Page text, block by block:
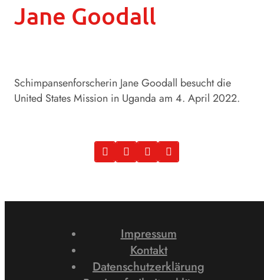
Jane Goodall
Schimpansenforscherin Jane Goodall besucht die
United States Mission in Uganda am 4. April 2022.
Impressum
Kontakt
Datenschutzerklärung